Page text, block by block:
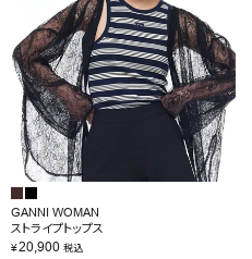
GANNI WOMAN
ストライプトップス
¥20,900 税込